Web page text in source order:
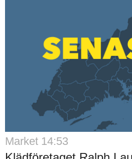
Market 14:53